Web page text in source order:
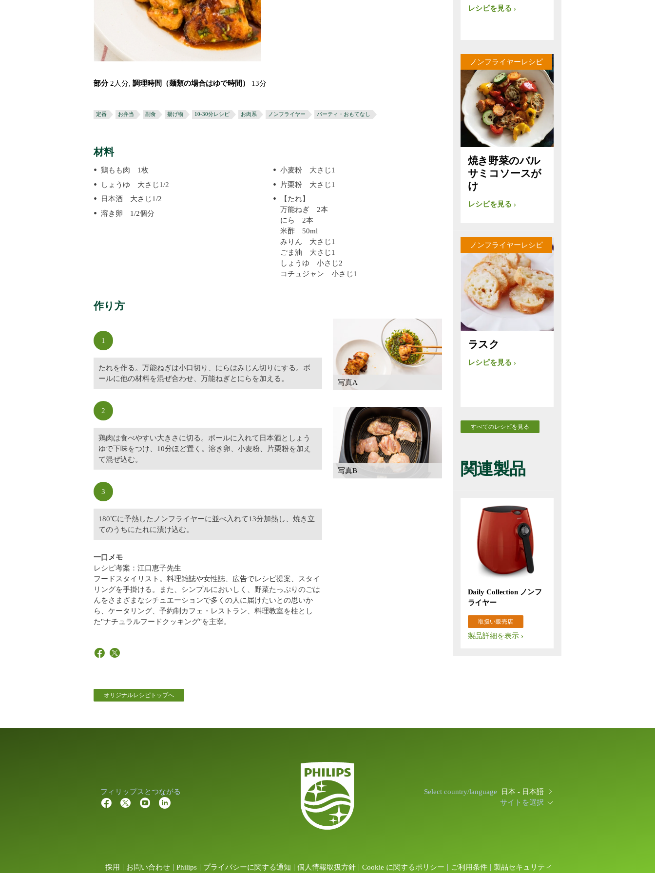
部分 2人分, 調理時間（麺類の場合はゆで時間） 13分
定番 お弁当 副食 揚げ物 10-30分レシピ お肉系 ノンフライヤー パーティ・おもてなし
材料
鶏もも肉 1枚
しょうゆ 大さじ1/2
日本酒 大さじ1/2
溶き卵 1/2個分
小麦粉 大さじ1
片栗粉 大さじ1
【たれ】
万能ねぎ 2本
にら 2本
米酢 50ml
みりん 大さじ1
ごま油 大さじ1
しょうゆ 小さじ2
コチュジャン 小さじ1
作り方
1
たれを作る。万能ねぎは小口切り、にらはみじん切りにする。ボ
ールに他の材料を混ぜ合わせ、万能ねぎとにらを加える。
2
鶏肉は食べやすい大きさに切る。ボールに入れて日本酒としょう
ゆで下味をつけ、10分ほど置く。溶き卵、小麦粉、片栗粉を加え
て混ぜ込む。
3
180℃に予熱したノンフライヤーに並べ入れて13分加熱し、焼き立
てのうちにたれに漬け込む。
一口メモ
レシピ考案：江口恵子先生
フードスタイリスト。料理雑誌や女性誌、広告でレシピ提案、スタイ
リングを手掛ける。また、シンプルにおいしく、野菜たっぷりのごは
んをさまざまなシチュエーションで多くの人に届けたいとの思いか
ら、ケータリング、予約制カフェ・レストラン、料理教室を柱とし
た"ナチュラルフードクッキング"を主宰。
写真A
写真B
オリジナルレシピトップへ
レシピを見る
ノンフライヤーレシピ
焼き野菜のバル
サミコソースが
け
レシピを見る
ノンフライヤーレシピ
ラスク
レシピを見る
すべてのレシピを見る
関連製品
Daily Collection ノンフ
ライヤー
取扱い販売店
製品詳細を表示
フィリップスとつながる Select country/language
日本 - 日本語
サイトを選択
採用 お問い合わせ Philips プライバシーに関する通知 個人情報取扱方針 Cookie に関するポリシー ご利用条件 製品セキュリティ